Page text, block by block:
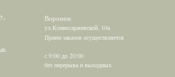
Прием заказов осуществляется
с 9:00 до 20:00
без перерыва и выходных
ул.Комиссаржевской, 10а
Воронеж